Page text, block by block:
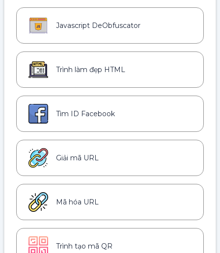
Javascript DeObfuscator
Trình làm đẹp HTML
Tìm ID Facebook
Giải mã URL
Mã hóa URL
Trình tạo mã QR